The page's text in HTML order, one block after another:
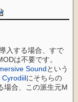
入する場合、すで
は不要です。
Soundという
Cyrodiilにそちらの
場合、この派生元M